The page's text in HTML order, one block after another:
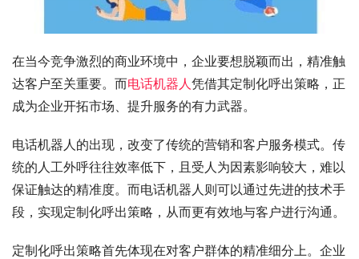
在当今竞争激烈的商业环境中，企业要想脱颖而出，精准触
达客户至关重要。而电话机器人凭借其定制化呼出策略，正
成为企业开拓市场、提升服务的有力武器。
电话机器人的出现，改变了传统的营销和客户服务模式。传
统的人工外呼往往效率低下，且受人为因素影响较大，难以
保证触达的精准度。而电话机器人则可以通过先进的技术手
段，实现定制化呼出策略，从而更有效地与客户进行沟通。
定制化呼出策略首先体现在对客户群体的精准细分上。企业